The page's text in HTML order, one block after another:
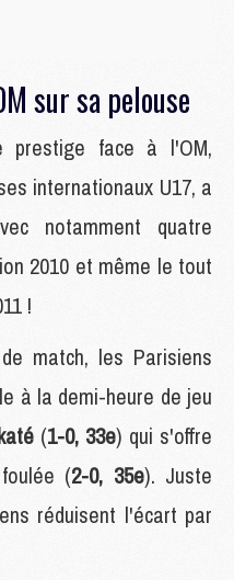
sur sa pelouse
prestige face à l'OM,
internationaux U17, a
notamment quatre
2010 et même le tout
!
match, les Parisiens
à la demi-heure de jeu
(1-0, 33e) qui s'offre
(2-0, 35e). Juste
réduisent l'écart par